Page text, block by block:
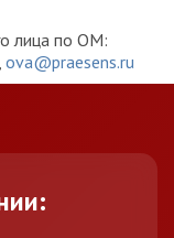
лица по ОМ:
ova@praesens.ru